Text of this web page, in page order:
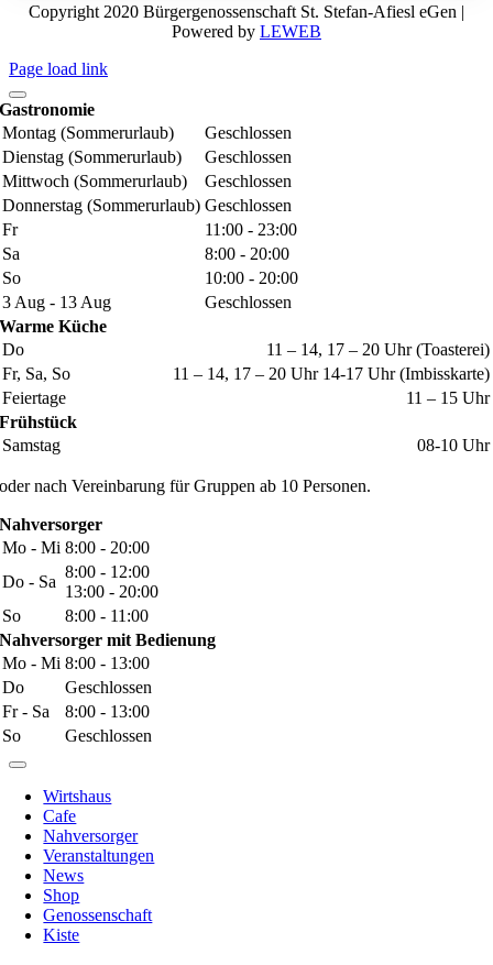
Copyright 2020 Bürgergenossenschaft St. Stefan-Afiesl eGen |
Powered by LEWEB
Page load link
Gastronomie
Montag (Sommerurlaub)
Geschlossen
Dienstag (Sommerurlaub)
Geschlossen
Mittwoch (Sommerurlaub)
Geschlossen
Donnerstag (Sommerurlaub) Geschlossen
Fr
11:00 - 23:00
Sa
8:00 - 20:00
So
10:00 - 20:00
3 Aug - 13 Aug
Geschlossen
Warme Küche
Do
11 – 14, 17 – 20 Uhr (Toasterei)
Fr, Sa, So
11 – 14, 17 – 20 Uhr 14-17 Uhr (Imbisskarte)
Feiertage
11 – 15 Uhr
Frühstück
Samstag
08-10 Uhr
oder nach Vereinbarung für Gruppen ab 10 Personen.
Nahversorger
Mo - Mi 8:00 - 20:00
Do - Sa
8:00 - 12:00
13:00 - 20:00
So
8:00 - 11:00
Nahversorger mit Bedienung
Mo - Mi 8:00 - 13:00
Do
Geschlossen
Fr - Sa
8:00 - 13:00
So
Geschlossen
Wirtshaus
Cafe
Nahversorger
Veranstaltungen
News
Shop
Genossenschaft
Kiste